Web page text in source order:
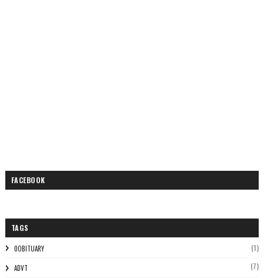
FACEBOOK
TAGS
0OBITUARY (1)
ADVT (7)